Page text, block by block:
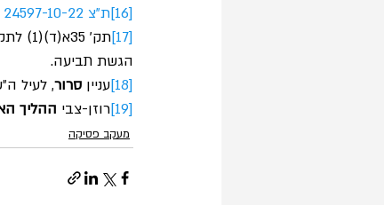
[16]
ת"צ 24597-10-22
[17]
תק׳
הגשת תביעה.
[18]
עניין סרור, לעיל ה״ש 16, פס׳ 34.
[19]
רוזן-צבי ההליך
מעקב פסיקה